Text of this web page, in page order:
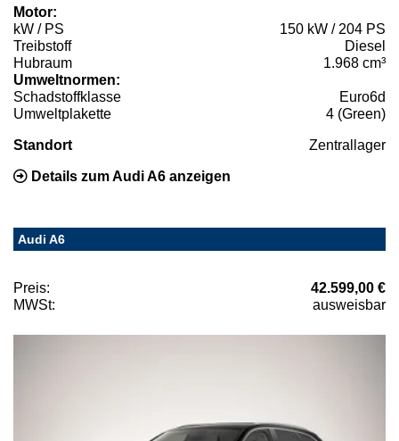
Motor:
kW / PS
150 kW / 204 PS
Treibstoff
Diesel
Hubraum
1.968 cm³
Umweltnormen:
Schadstoffklasse
Euro6d
Umweltplakette
4 (Green)
Standort Zentrallager
Details zum Audi A6 anzeigen
Audi A6
Preis:
42.599,00 €
MWSt:
ausweisbar